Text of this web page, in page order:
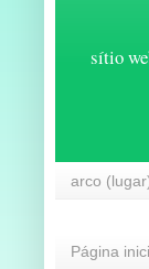
sítio
arco
Página